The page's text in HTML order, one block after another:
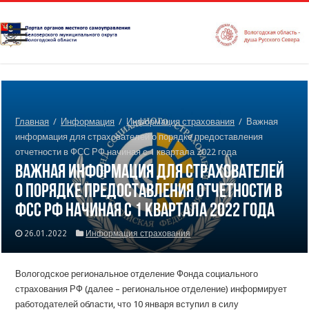
Главная / Информация / Информация страхования / Важная
информация для страхователей о порядке предоставления
отчетности в ФСС РФ начиная с 1 квартала 2022 года
Важная информация для страхователей
о порядке предоставления отчетности в
ФСС РФ начиная с 1 квартала 2022 года
26.01.2022 Информация страхования
Вологодское региональное отделение Фонда социального
страхования РФ (далее – региональное отделение) информирует
работодателей области, что 10 января вступил в силу